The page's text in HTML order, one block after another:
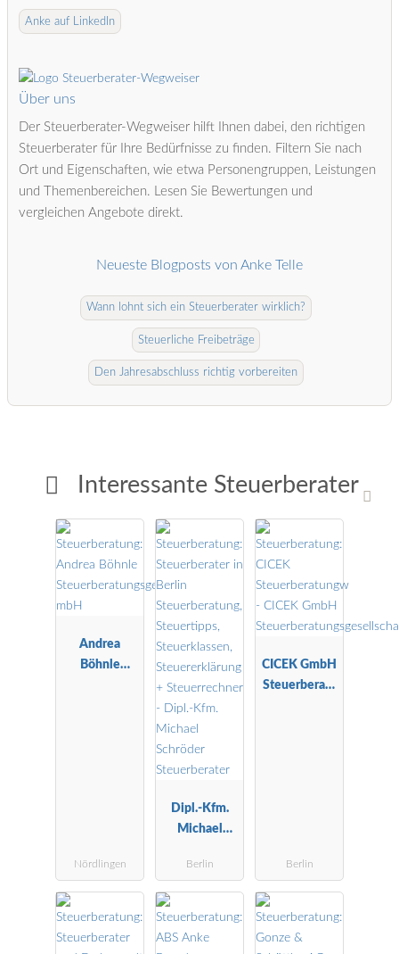
Interessante Steuerberater
Andrea
Böhnle
Nördlingen
Dipl.-Kfm.
Michael
Steuerberater
Berlin
CICEK GmbH
Steuerberatu
Berlin
Anke auf LinkedIn
Über uns
Der Steuerberater-Wegweiser hilft Ihnen dabei, den richtigen
Steuerberater für Ihre Bedürfnisse zu finden. Filtern Sie nach
Ort und Eigenschaften, wie etwa Personengruppen, Leistungen
und Themenbereichen. Lesen Sie Bewertungen und
vergleichen Angebote direkt.
Neueste Blogposts von Anke Telle
Wann lohnt sich ein Steuerberater wirklich?
Steuerliche Freibeträge
Den Jahresabschluss richtig vorbereiten